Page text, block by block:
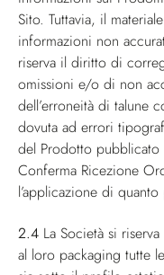
Sito. Tuttavia, il
informazioni non
riserva il diritto di
omissioni e/o di non
dell’erroneità di talune
dovuta ad errori
del Prodotto pubblicato
Conferma Ricezione
l’applicazione di
2.4 La Società si
al loro packaging tutte